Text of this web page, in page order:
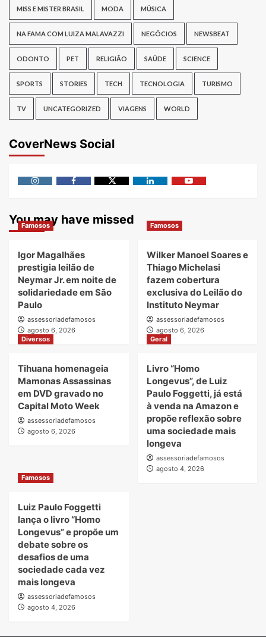
MISS E MISTER BRASIL MODA MÚSICA
NA FAMA COM LUIZA MALAVAZZI NEGÓCIOS NEWSBEAT
ODONTO PET RELIGIÃO SAÚDE SCIENCE
SPORTS STORIES TECH TECNOLOGIA TURISMO
TV UNCATEGORIZED VIAGENS WORLD
CoverNews Social
You may have missed
Famosos
Igor Magalhães
prestigia leilão de
Neymar Jr. em noite de
solidariedade em São
Paulo
assessoriadefamosos
agosto 6, 2026
Famosos
Wilker Manoel Soares e
Thiago Michelasi
fazem cobertura
exclusiva do Leilão do
Instituto Neymar
assessoriadefamosos
agosto 6, 2026
Diversos
Tihuana homenageia
Mamonas Assassinas
em DVD gravado no
Capital Moto Week
assessoriadefamosos
agosto 6, 2026
Geral
Livro “Homo
Longevus”, de Luiz
Paulo Foggetti, já está
à venda na Amazon e
propõe reflexão sobre
uma sociedade mais
longeva
assessoriadefamosos
agosto 4, 2026
Famosos
Luiz Paulo Foggetti
lança o livro “Homo
Longevus” e propõe um
debate sobre os
desafios de uma
sociedade cada vez
mais longeva
assessoriadefamosos
agosto 4, 2026